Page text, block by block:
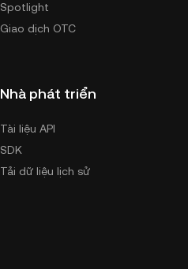
Spotlight
Giao dịch OTC
Nhà phát triển
Tài liệu API
SDK
Tải dữ liệu lịch sử